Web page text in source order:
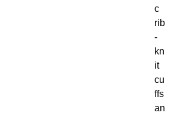
c
rib
-
kn
it
cu
ffs
an